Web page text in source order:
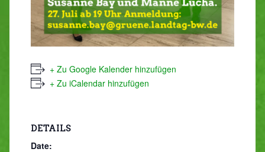
+ Zu Google Kalender hinzufügen
+ Zu iCalendar hinzufügen
DETAILS
Date: